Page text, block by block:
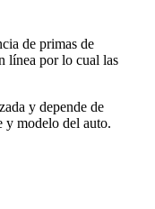
de primas de
línea por lo cual las
y depende de
y modelo del auto.